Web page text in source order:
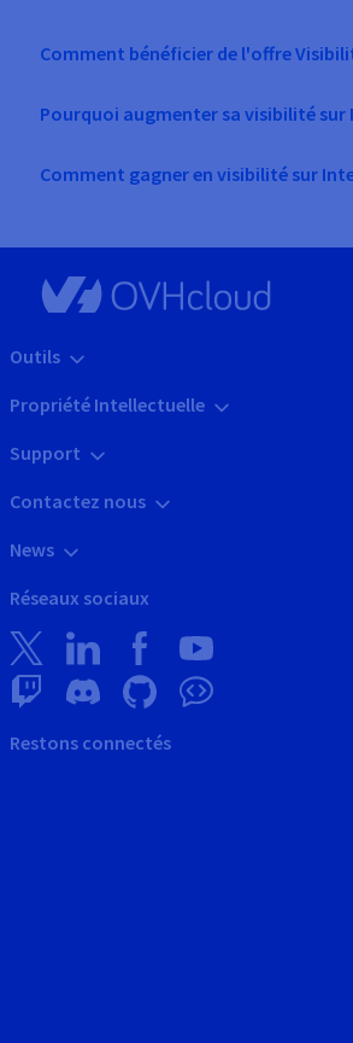
Comment bénéficier de l'offre
Pourquoi augmenter sa visibilité sur
Comment gagner en visibilité sur
Outils
Propriété Intellectuelle
Support
Contactez nous
News
Réseaux sociaux
Restons connectés